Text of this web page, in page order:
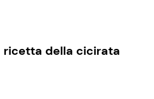
ricetta della cicirata